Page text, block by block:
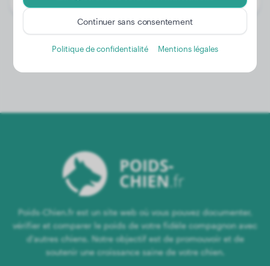
Poids-Chien.fr est un site web où vous pouvez documenter,
vérifier et comparer le poids de votre fidèle compagnon avec
d'autres chiens. Notre objectif est de promouvoir et de
soutenir une croissance saine de votre chien.
Continuer sans consentement
Politique de confidentialité Mentions légales